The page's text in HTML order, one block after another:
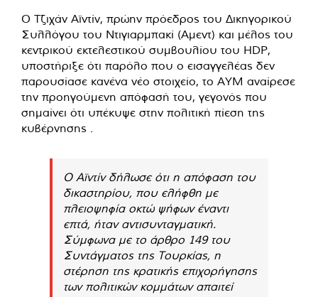
Ο Τζιχάν Αϊντίν, πρώην πρόεδρος του Δικηγορικού
Συλλόγου του Ντιγιαρμπακί (Αμεντ) και μέλος του
κεντρικού εκτελεστικού συμβουλίου του HDP,
υποστήριξε ότι παρόλο που ο εισαγγελέας δεν
παρουσίασε κανένα νέο στοιχείο, το AYM αναίρεσε
την προηγούμενη απόφασή του, γεγονός που
σημαίνει ότι υπέκυψε στην πολιτική πίεση της
κυβέρνησης .
Ο Αϊντίν δήλωσε ότι η απόφαση του
δικαστηρίου, που ελήφθη με
πλειοψηφία οκτώ ψήφων έναντι
επτά, ήταν αντισυνταγματική.
Σύμφωνα με το άρθρο 149 του
Συντάγματος της Τουρκίας, η
στέρηση της κρατικής επιχορήγησης
των πολιτικών κομμάτων απαιτεί